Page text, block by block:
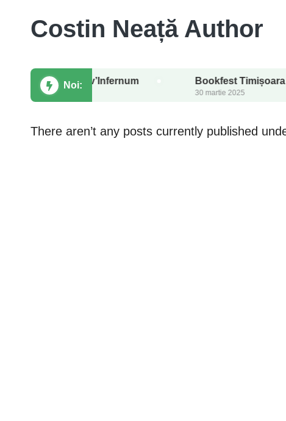
Costin Neață Author
Noi:
Viv’Infernum Bookfest Timișoara 2025:
30 martie 2025
There aren’t any posts currently published